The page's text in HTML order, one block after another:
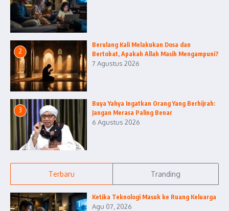
2
Berulang Kali Melakukan Dosa dan
Bertobat, Apakah Allah Masih Mengampuni?
7 Agustus 2026
3
Buya Yahya Ingatkan Orang Yang Berhijrah:
Jangan Merasa Paling Benar
6 Agustus 2026
Terbaru Tranding
Ketika Teknologi Masuk ke Ruang Keluarga
Agu 07, 2026